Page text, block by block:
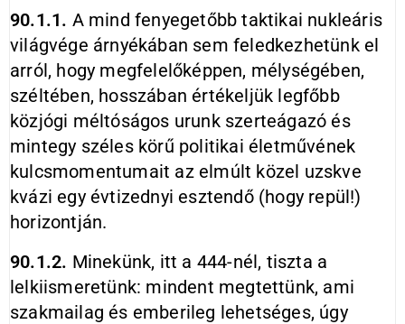
90.1.1. A mind fenyegetőbb taktikai nukleáris
világvége árnyékában sem feledkezhetünk el
arról, hogy megfelelőképpen, mélységében,
széltében, hosszában értékeljük legfőbb
közjógi méltóságos urunk szerteágazó és
mintegy széles körű politikai életművének
kulcsmomentumait az elmúlt közel uzskve
kvázi egy évtizednyi esztendő (hogy repül!)
horizontján.
90.1.2. Minekünk, itt a 444-nél, tiszta a
lelkiismeretünk: mindent megtettünk, ami
szakmailag és emberileg lehetséges, úgy